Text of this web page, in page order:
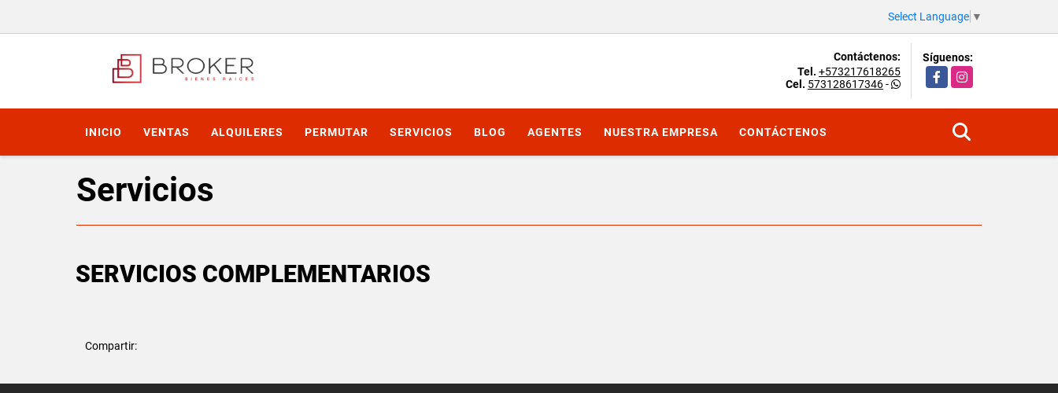
Select Language ▼
Contáctenos:
Tel. +573217618265
Cel. 573128617346-
Síguenos:
FacebookInstagram
INICIO VENTAS ALQUILERES PERMUTAR SERVICIOS BLOG AGENTES NUESTRA EMPRESA CONTÁCTENOS
Servicios
SERVICIOS COMPLEMENTARIOS
Compartir: